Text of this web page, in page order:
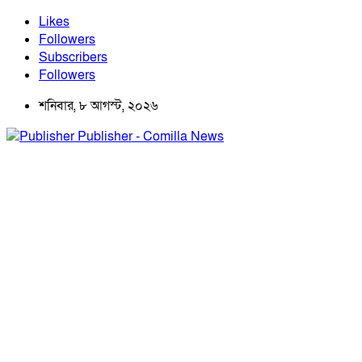
Likes
Followers
Subscribers
Followers
শনিবার, ৮ আগস্ট, ২০২৬
Publisher - Comilla News